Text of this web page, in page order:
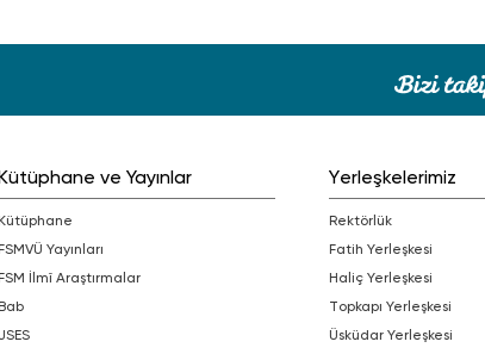
Kütüphane ve Yayınlar
Kütüphane
FSMVÜ Yayınları
FSM İlmî Araştırmalar
bab
JSES
Yerleşkelerimiz
Rektörlük
Fatih Yerleşkesi
Haliç Yerleşkesi
Topkapı Yerleşkesi
Üsküdar Yerleşkesi